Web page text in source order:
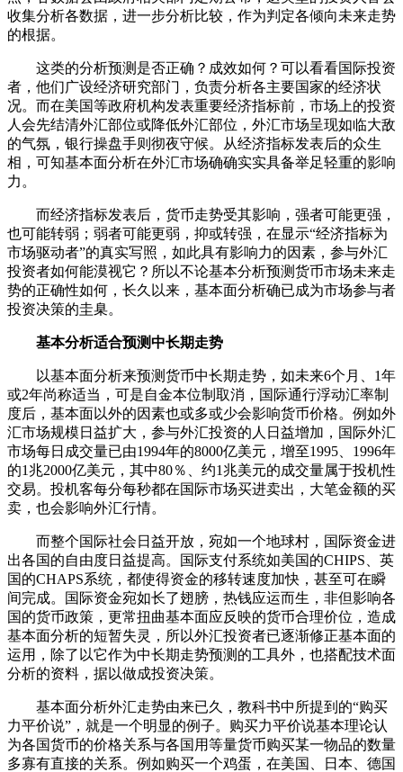
收集分析各数据，进一步分析比较，作为判定各倾向未来走势
的根据。
这类的分析预测是否正确？成效如何？可以看看国际投资
者，他们广设经济研究部门，负责分析各主要国家的经济状
况。而在美国等政府机构发表重要经济指标前，市场上的投资
人会先结清外汇部位或降低外汇部位，外汇市场呈现如临大敌
的气氛，银行操盘手则彻夜守候。从经济指标发表后的众生
相，可知基本面分析在外汇市场确确实实具备举足轻重的影响
力。
而经济指标发表后，货币走势受其影响，强者可能更强，
也可能转弱；弱者可能更弱，抑或转强，在显示“经济指标为
市场驱动者”的真实写照，如此具有影响力的因素，参与外汇
投资者如何能漠视它？所以不论基本分析预测货币市场未来走
势的正确性如何，长久以来，基本面分析确已成为市场参与者
投资决策的圭臬。
基本分析适合预测中长期走势
以基本面分析来预测货币中长期走势，如未来6个月、1年
或2年尚称适当，可是自金本位制取消，国际通行浮动汇率制
度后，基本面以外的因素也或多或少会影响货币价格。例如外
汇市场规模日益扩大，参与外汇投资的人日益增加，国际外汇
市场每日成交量已由1994年的8000亿美元，增至1995、1996年
的1兆2000亿美元，其中80％、约1兆美元的成交量属于投机性
交易。投机客每分每秒都在国际市场买进卖出，大笔金额的买
卖，也会影响外汇行情。
而整个国际社会日益开放，宛如一个地球村，国际资金进
出各国的自由度日益提高。国际支付系统如美国的CHIPS、英
国的CHAPS系统，都使得资金的移转速度加快，甚至可在瞬
间完成。国际资金宛如长了翅膀，热钱应运而生，非但影响各
国的货币政策，更常扭曲基本面应反映的货币合理价位，造成
基本面分析的短暂失灵，所以外汇投资者已逐渐修正基本面的
运用，除了以它作为中长期走势预测的工具外，也搭配技术面
分析的资料，据以做成投资决策。
基本面分析外汇走势由来已久，教科书中所提到的“购买
力平价说”，就是一个明显的例子。购买力平价说基本理论认
为各国货币的价格关系与各国用等量货币购买某一物品的数量
多寡有直接的关系。例如购买一个鸡蛋，在美国、日本、德国